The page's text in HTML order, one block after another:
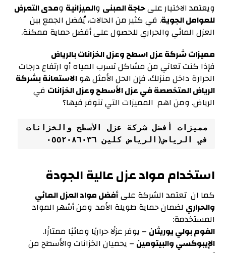
ويعتمد الاختيار علىحاجة المبنى والميزانية ومدى التعرض
للعوامل الجوية. في كثير من الحالات، يُفضل الجمع بين
العزل المائي والحراري للحصول على أفضل حماية ممكنة.
مميزات شركة عزل اسطح وعزل الخزانات بالرياض
فإذا كنت تعاني من مشاكل تسرب المياه أو ارتفاع درجات
الحرارة داخل منزلك، فإن الحل الأمثل هوالاستعانة بشركة
الرياض المتخصصة في عزلالأسطح وعزل الخزانات في
الرياض. ومن اهم المميزات التي تتوفر فيها؟
في الرياض(الرياض كلين ٠٥٥٢٠٨٦٠٣٦
استخدام مواد عزل عالية الجودة
كما ان تعتمد الشركة علىأفضل مواد العزل المائي
والحراري لضمان حماية طويلة الأمد. ومن أشهر المواد
المستخدمة:
الفوم بولي يوريثان – يوفر عزلًا حراريًا ومائيًا ممتازًا.
الإيبوكسي والبيتومين – يحميان الخزانات والأسطح من